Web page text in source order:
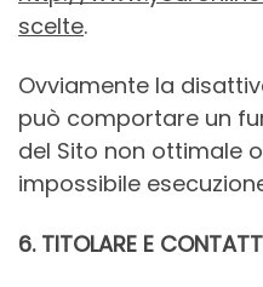
scelte.
Ovviamente la
può comportare un
del Sito non ottimale
impossibile
6. TITOLARE E